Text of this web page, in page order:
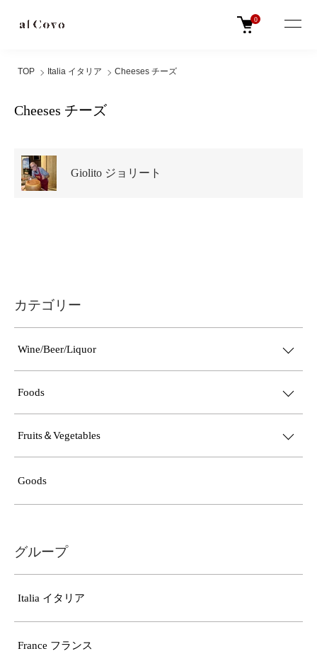
0
TOP Italia イタリア Cheeses チーズ
Cheeses チーズ
Giolito ジョリート
カテゴリー
Wine/Beer/Liquor
Foods
Fruits＆Vegetables
Goods
グループ
Italia イタリア
France フランス